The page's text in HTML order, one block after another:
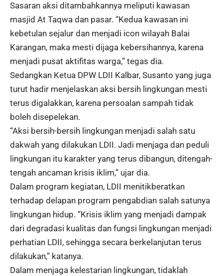
Sasaran aksi ditambahkannya meliputi kawasan
masjid At Taqwa dan pasar. “Kedua kawasan ini
kebetulan sejalur dan menjadi icon wilayah Balai
Karangan, maka mesti dijaga kebersihannya, karena
menjadi pusat aktifitas warga,” tegas dia.
Sedangkan Ketua DPW LDII Kalbar, Susanto yang juga
turut hadir menjelaskan aksi bersih lingkungan mesti
terus digalakkan, karena persoalan sampah tidak
boleh disepelekan.
“Aksi bersih-bersih lingkungan menjadi salah satu
dakwah yang dilakukan LDII. Jadi menjaga dan peduli
lingkungan itu karakter yang terus dibangun, ditengah-
tengah ancaman krisis iklim,” ujar dia.
Dalam program kegiatan, LDII menitikberatkan
terhadap delapan program pengabdian salah satunya
lingkungan hidup. “Krisis iklim yang menjadi dampak
dari degradasi kualitas dan fungsi lingkungan menjadi
perhatian LDII, sehingga secara berkelanjutan terus
dilakukan,” katanya.
Dalam menjaga kelestarian lingkungan, tidaklah